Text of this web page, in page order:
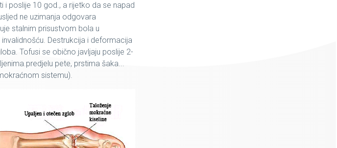
i poslije 10 god., a rijetko da se napad
ne uzimanja odgovara
stalnim prisustvom bola u
Destrukcija i deformacija
Tofusi se obično javljaju poslije 2-
pete, prstima šaka...
sistemu).